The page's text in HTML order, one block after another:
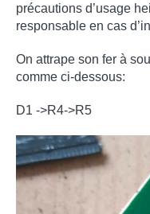
précautions d’usage
responsable en cas
On attrape son fer à
comme ci-dessous:
D1 ->R4->R5